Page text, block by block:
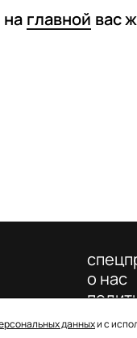
на главной вас
данныхи с
о нас